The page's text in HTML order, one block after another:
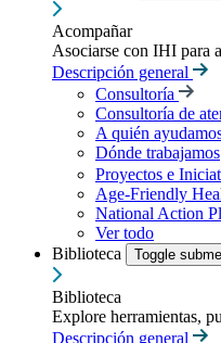
Acompañar
Asociarse con IHI para
Descripción general
Consultoría
Consultoría de
A quién
Dónde trabajamos
Proyectos e
Age-Friendly
National Action
Ver todo
Biblioteca
Toggle
Biblioteca
Explore herramientas,
Descripción general